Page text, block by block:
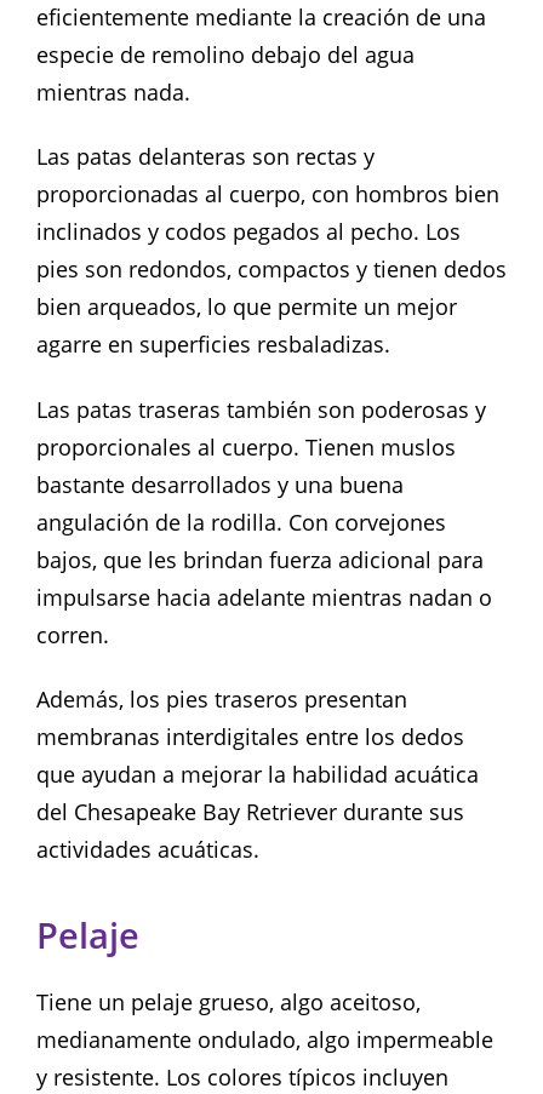
eficientemente mediante la creación de una
especie de remolino debajo del agua
mientras nada.
Las patas delanteras son rectas y
proporcionadas al cuerpo, con hombros bien
inclinados y codos pegados al pecho. Los
pies son redondos, compactos y tienen dedos
bien arqueados, lo que permite un mejor
agarre en superficies resbaladizas.
Las patas traseras también son poderosas y
proporcionales al cuerpo. Tienen muslos
bastante desarrollados y una buena
angulación de la rodilla. Con corvejones
bajos, que les brindan fuerza adicional para
impulsarse hacia adelante mientras nadan o
corren.
Además, los pies traseros presentan
membranas interdigitales entre los dedos
que ayudan a mejorar la habilidad acuática
del Chesapeake Bay Retriever durante sus
actividades acuáticas.
Pelaje
Tiene un pelaje grueso, algo aceitoso,
medianamente ondulado, algo impermeable
y resistente. Los colores típicos incluyen